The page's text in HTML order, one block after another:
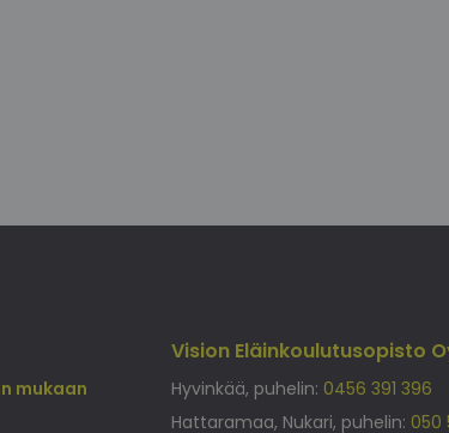
mukaan
Vision Eläinkoulutusopisto
Hyvinkää, puhelin: 0456 391 396
Hattaramaa, Nukari, puhelin: 050